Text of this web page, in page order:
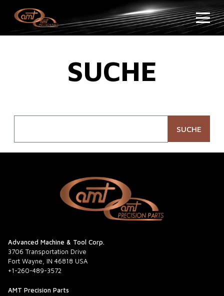
SUCHE
SUCHE
Advanced Machine & Tool Corp.
3706 Transportation Drive
Fort Wayne, IN 46818 USA
+1-260-489-3572
AMT Precision Parts